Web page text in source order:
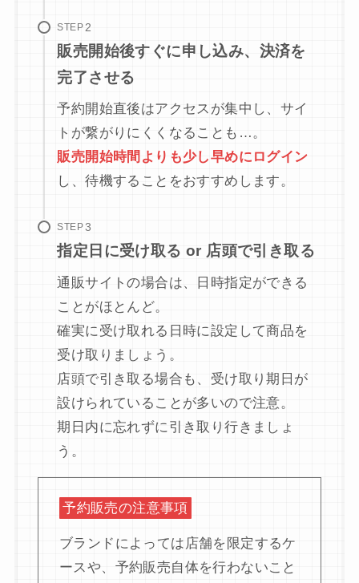
STEP
販売開始後すぐに申し込み、決済を
完了させる
予約開始直後はアクセスが集中し、サイ
トが繋がりにくくなることも…。
販売開始時間よりも少し早めにログイン
し、待機することをおすすめします。
STEP
指定日に受け取る or 店頭で引き取る
通販サイトの場合は、日時指定ができる
ことがほとんど。
確実に受け取れる日時に設定して商品を
受け取りましょう。
店頭で引き取る場合も、受け取り期日が
設けられていることが多いので注意。
期日内に忘れずに引き取り行きましょ
う。
予約販売の注意事項
ブランドによっては店舗を限定するケ
ースや、予約販売自体を行わないこと